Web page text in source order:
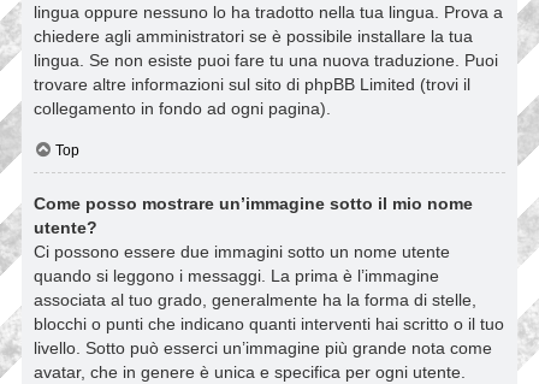
lingua oppure nessuno lo ha tradotto nella tua lingua. Prova a
chiedere agli amministratori se è possibile installare la tua
lingua. Se non esiste puoi fare tu una nuova traduzione. Puoi
trovare altre informazioni sul sito di phpBB Limited (trovi il
collegamento in fondo ad ogni pagina).
Top
Come posso mostrare un’immagine sotto il mio nome
utente?
Ci possono essere due immagini sotto un nome utente
quando si leggono i messaggi. La prima è l’immagine
associata al tuo grado, generalmente ha la forma di stelle,
blocchi o punti che indicano quanti interventi hai scritto o il tuo
livello. Sotto può esserci un’immagine più grande nota come
avatar, che in genere è unica e specifica per ogni utente.